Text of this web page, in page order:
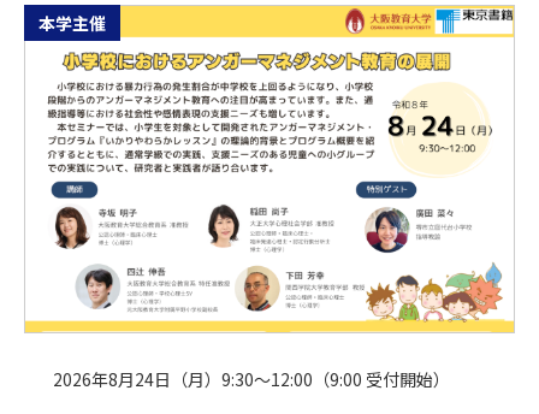
本学主催
2026年8月24日（月）9:30～12:00（9:00 受付開始）